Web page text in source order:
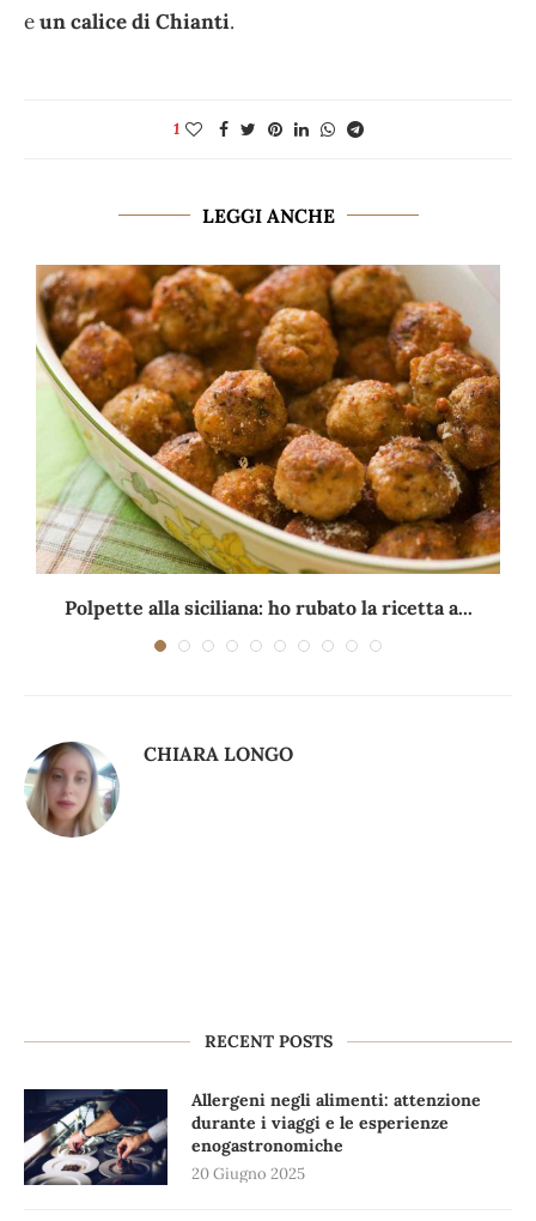
eun calice di Chianti.
1
LEGGI ANCHE
Polpette alla siciliana: ho rubato la ricetta a...
CHIARA LONGO
RECENT POSTS
Allergeni negli alimenti: attenzione
durante i viaggi e le esperienze
enogastronomiche
20 Giugno 2025